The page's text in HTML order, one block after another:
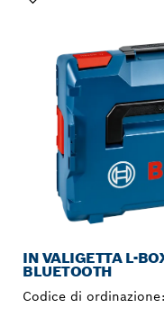
IN VALIGETTA L-
BLUETOOTH
Codice di ordinazione: